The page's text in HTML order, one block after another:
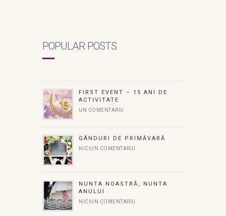
POPULAR POSTS
FIRST EVENT – 15 ANI DE
ACTIVITATE
UN COMENTARIU
GÂNDURI DE PRIMĂVARĂ
NICIUN COMENTARIU
NUNTA NOASTRĂ, NUNTA
ANULUI
NICIUN COMENTARIU